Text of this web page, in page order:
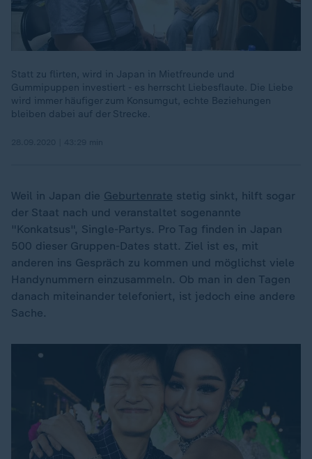
Statt zu flirten, wird in Japan in Mietfreunde und
Gummipuppen investiert - es herrscht Liebesflaute. Die Liebe
wird immer häufiger zum Konsumgut, echte Beziehungen
bleiben dabei auf der Strecke.
Weil in Japan die Geburtenrate stetig sinkt, hilft sogar
der Staat nach und veranstaltet sogenannte
"Konkatsus", Single-Partys. Pro Tag finden in Japan
500 dieser Gruppen-Dates statt. Ziel ist es, mit
anderen ins Gespräch zu kommen und möglichst viele
Handynummern einzusammeln. Ob man in den Tagen
danach miteinander telefoniert, ist jedoch eine andere
Sache.